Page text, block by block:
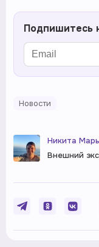
Подпишитесь
Новости
Никита
Внешний